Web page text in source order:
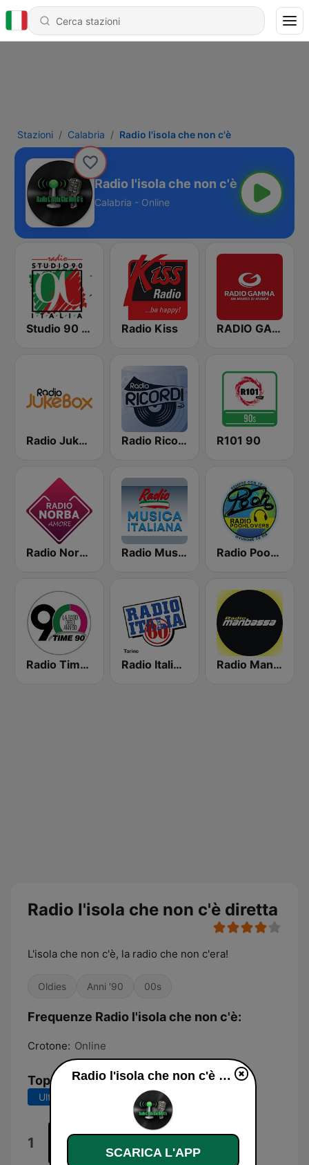
Stazioni Calabria Radio l'isola che non c'è
Radio l'isola che non c'è
Calabria - Online
Studio 90 Italia Radio Kiss RADIO GAMMA
Radio Jukebox Radio Ricordi R101 90
Radio Norba Amore Radio Musica Italiana Radio Poohlovers
Radio Time 90 Radio Italia Anni 60 - Torino Radio Manbassa
Radio l'isola che non c'è diretta
L'isola che non c'è, la radio che non c'era!
Oldies Anni '90 00s
Frequenze Radio l'isola che non c'è:
Crotone: Online
Top brani
Ultimi 7 giorni Ultimi 30 giorni
1 Ora Esatta
Odin
Radio l'isola che non c'è diretta
SCARICA L'APP